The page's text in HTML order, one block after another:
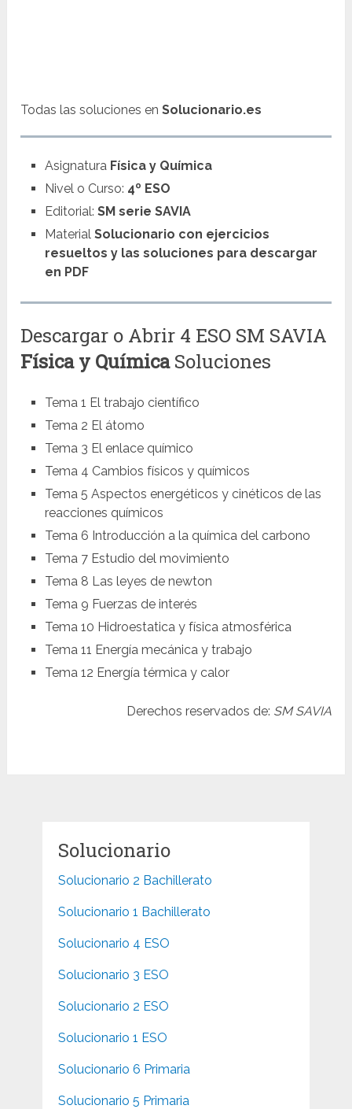
Todas las soluciones enSolucionario.es
Asignatura Física y Química
Nivel o Curso: 4º ESO
Editorial: SM serie SAVIA
Material Solucionario con ejercicios
resueltos y las soluciones para descargar
en PDF
Descargar o Abrir 4 ESO SM SAVIA
Física y QuímicaSoluciones
Tema 1 El trabajo científico
Tema 2 El átomo
Tema 3 El enlace químico
Tema 4 Cambios físicos y químicos
Tema 5 Aspectos energéticos y cinéticos de las
reacciones químicos
Tema 6 Introducción a la química del carbono
Tema 7 Estudio del movimiento
Tema 8 Las leyes de newton
Tema 9 Fuerzas de interés
Tema 10 Hidroestatica y física atmosférica
Tema 11 Energía mecánica y trabajo
Tema 12 Energía térmica y calor
Derechos reservados de: SM SAVIA
Solucionario
Solucionario 2 Bachillerato
Solucionario 1 Bachillerato
Solucionario 4 ESO
Solucionario 3 ESO
Solucionario 2 ESO
Solucionario 1 ESO
Solucionario 6 Primaria
Solucionario 5 Primaria